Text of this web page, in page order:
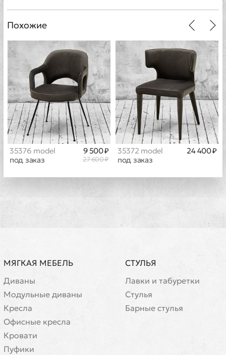
Похожие
35376 model
под заказ
27 600 ₽
9 500 ₽
35372 model
под заказ
24 400 ₽
МЯГКАЯ МЕБЕЛЬ
Диваны
Модульные диваны
Кресла
Офисные кресла
Кровати
Пуфики
СТУЛЬЯ
Лавки и табуретки
Стулья
Барные стулья